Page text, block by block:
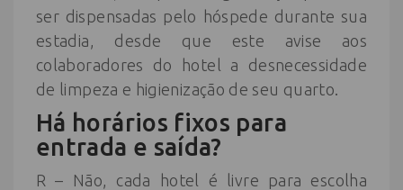
ser dispensadas pelo hóspede durante sua
estadia, desde que este avise aos
colaboradores do hotel a desnecessidade
de limpeza e higienização de seu quarto.
Há horários fixos para
entrada e saída?
R – Não, cada hotel é livre para escolha